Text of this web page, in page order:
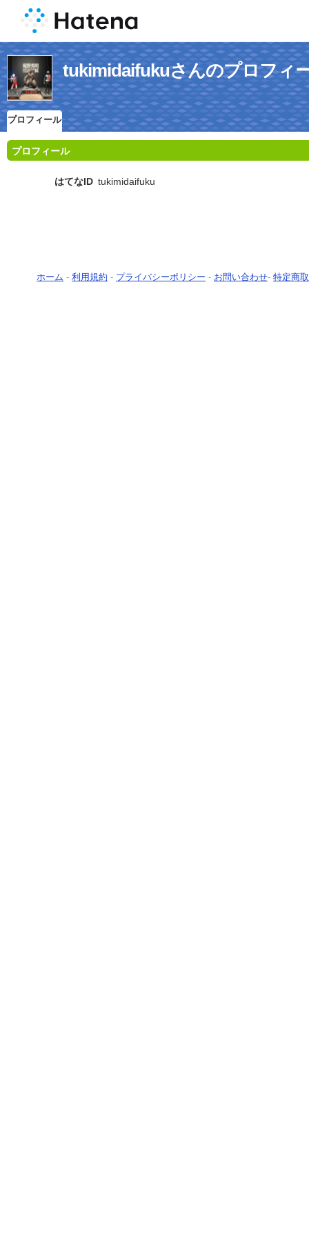
tukimidaifukuさんのプロフィ
プロフィール
プロフィール
はてなID tukimidaifuku
ホーム - 利用規約 - プライバシーポリシー - お問い合わせ- 特定商